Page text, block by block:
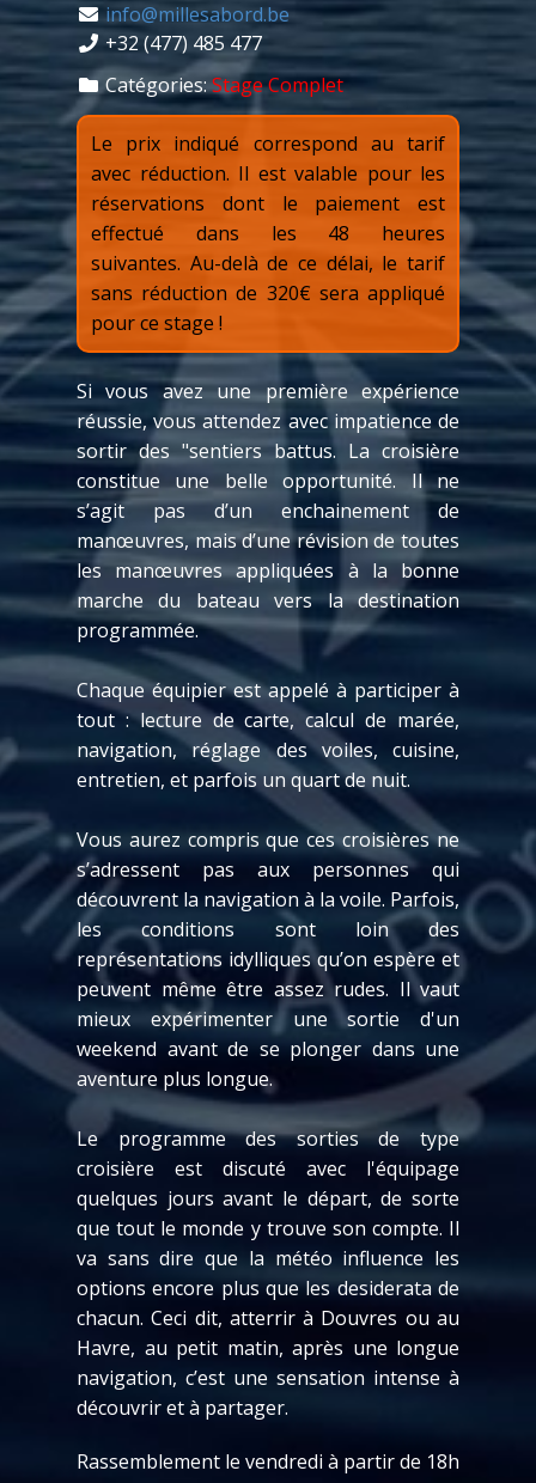
info@millesabord.be
+32 (477) 485 477
Catégories: Stage Complet
Le prix indiqué correspond au tarif
avec réduction. Il est valable pour les
réservations dont le paiement est
effectué dans les 48 heures
suivantes. Au-delà de ce délai, le tarif
sans réduction de 320€ sera appliqué
pour ce stage !
Si vous avez une première expérience
réussie, vous attendez avec impatience de
sortir des "sentiers battus. La croisière
constitue une belle opportunité. Il ne
s’agit pas d’un enchainement de
manœuvres, mais d’une révision de toutes
les manœuvres appliquées à la bonne
marche du bateau vers la destination
programmée.
Chaque équipier est appelé à participer à
tout : lecture de carte, calcul de marée,
navigation, réglage des voiles, cuisine,
entretien, et parfois un quart de nuit.
Vous aurez compris que ces croisières ne
s’adressent pas aux personnes qui
découvrent la navigation à la voile. Parfois,
les conditions sont loin des
représentations idylliques qu’on espère et
peuvent même être assez rudes. Il vaut
mieux expérimenter une sortie d'un
weekend avant de se plonger dans une
aventure plus longue.
Le programme des sorties de type
croisière est discuté avec l'équipage
quelques jours avant le départ, de sorte
que tout le monde y trouve son compte. Il
va sans dire que la météo influence les
options encore plus que les desiderata de
chacun. Ceci dit, atterrir à Douvres ou au
Havre, au petit matin, après une longue
navigation, c’est une sensation intense à
découvrir et à partager.
Rassemblement le vendredi à partir de 18h